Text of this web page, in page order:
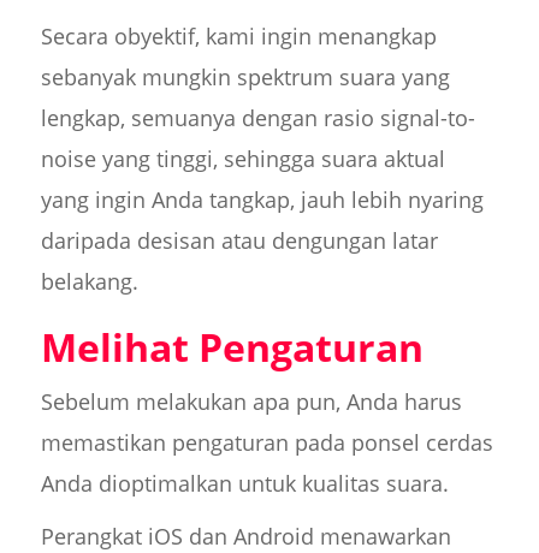
Secara obyektif, kami ingin menangkap
sebanyak mungkin spektrum suara yang
lengkap, semuanya dengan rasio signal-to-
noise yang tinggi, sehingga suara aktual
yang ingin Anda tangkap, jauh lebih nyaring
daripada desisan atau dengungan latar
belakang.
Melihat Pengaturan
Sebelum melakukan apa pun, Anda harus
memastikan pengaturan pada ponsel cerdas
Anda dioptimalkan untuk kualitas suara.
Perangkat iOS dan Android menawarkan